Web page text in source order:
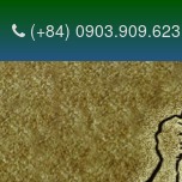
(+84) 0903.909.623